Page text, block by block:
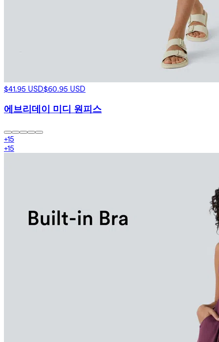
$41.95 USD$60.95 USD
에브리데이 미디 원피스
+15
+15